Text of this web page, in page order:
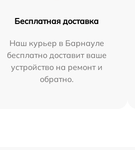
Бесплатная доставка
Наш курьер в Барнауле
бесплатно доставит ваше
устройство на ремонт и
обратно.